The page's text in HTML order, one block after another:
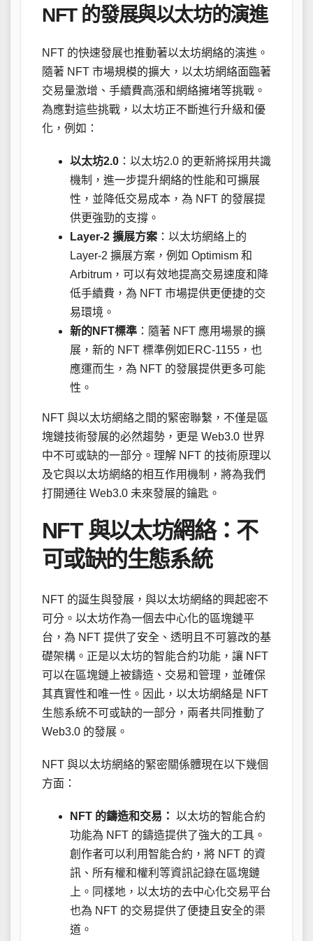
NFT 的發展與以太坊的演進
NFT 的快速發展也推動著以太坊網絡的演進。
隨著 NFT 市場規模的擴大，以太坊網絡面臨著
交易量激增、手續費高漲和網絡擁堵等挑戰。
為應對這些挑戰，以太坊正不斷進行升級和優
化，例如：
以太坊2.0 ：以太坊2.0 的更新將採用共識
機制，進一步提升網絡的性能和可擴展
性，並降低交易成本，為 NFT 的發展提
供更強勁的支撐。
Layer-2 擴展方案 ：以太坊網絡上的
Layer-2 擴展方案，例如 Optimism 和
Arbitrum，可以有效地提高交易速度和降
低手續費，為 NFT 市場提供更便捷的交
易環境。
新的NFT標準 ：隨著 NFT 應用場景的擴
展，新的 NFT 標準例如ERC-1155，也
應運而生，為 NFT 的發展提供更多可能
性。
NFT 與以太坊網絡之間的緊密聯繫，不僅是區
塊鏈技術發展的必然趨勢，更是 Web3.0 世界
中不可或缺的一部分。理解 NFT 的技術原理以
及它與以太坊網絡的相互作用機制，將為我們
打開通往 Web3.0 未來發展的鑰匙。
NFT 與以太坊網絡：不
可或缺的生態系統
NFT 的誕生與發展，與以太坊網絡的興起密不
可分。以太坊作為一個去中心化的區塊鏈平
台，為 NFT 提供了安全、透明且不可篡改的基
礎架構。正是以太坊的智能合約功能，讓 NFT
可以在區塊鏈上被鑄造、交易和管理，並確保
其真實性和唯一性。因此，以太坊網絡是 NFT
生態系統不可或缺的一部分，兩者共同推動了
Web3.0 的發展。
NFT 與以太坊網絡的緊密關係體現在以下幾個
方面：
NFT 的鑄造和交易： 以太坊的智能合約
功能為 NFT 的鑄造提供了強大的工具。
創作者可以利用智能合約，將 NFT 的資
訊、所有權和權利等資訊記錄在區塊鏈
上。同樣地，以太坊的去中心化交易平台
也為 NFT 的交易提供了便捷且安全的渠
道。